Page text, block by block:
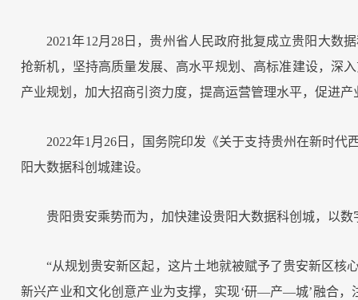
2021年12月28日，贵州省人民政府批复成立贵阳大数
抢新机，坚持高质量发展、高水平规划、高标准建设，深
产业规划，加大招商引资力度，提高运营管理水平，促进产
2022年1月26日，国务院印发《关于支持贵州在新时
阳大数据科创城建设。
贵阳贵安乘势而为，加快建设贵阳大数据科创城，以
“从规划贵安新区起，这片土地就被赋予了贵安新区核
新兴产业和文化创意产业为支撑，实现‘研—产—城’融合